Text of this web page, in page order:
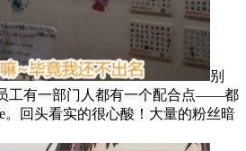
别
工有一部门人都有一个配合点——都
。回头看实的很心酸！大量的粉丝暗